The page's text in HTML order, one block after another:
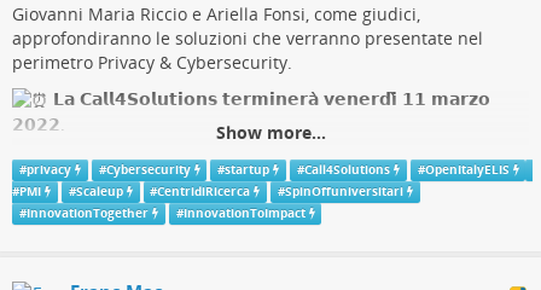
Giovanni Maria Riccio e Ariella Fonsi, come giudici,
approfondiranno le soluzioni che verranno presentate nel
perimetro Privacy & Cybersecurity.
𝗟𝗮 𝗖𝗮𝗹𝗹𝟰𝗦𝗼𝗹𝘂𝘁𝗶𝗼𝗻𝘀 𝘁𝗲𝗿𝗺𝗶𝗻𝗲𝗿𝗮̀ 𝘃𝗲𝗻𝗲𝗿𝗱𝗶̀ 𝟭𝟭 𝗺𝗮𝗿𝘇𝗼
𝟮𝟬𝟮𝟮.
Per conoscere meglio i requisiti e/o candidarsi
open-
italy.elis.org/it/page/st…
#OpenItalyELIS#InnovationTogether#
L'articolo
Giovanni Maria Riccio e Ariella Fonsi giudici alla
Show more...
#privacy #Cybersecurity #startup #Call4Solutions #OpenItalyELIS
#PMI #Scaleup #CentridiRicerca #SpinOffuniversitari
#InnovationTogether #InnovationToImpact